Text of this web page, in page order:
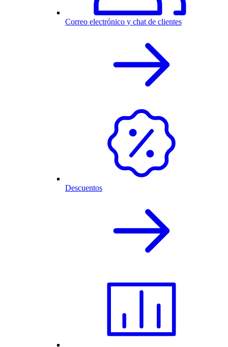
Correo electrónico y chat de clientes
Descuentos